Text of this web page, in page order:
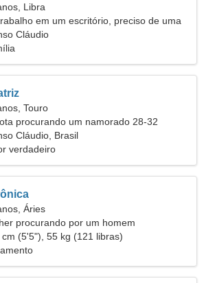
Libra
em um escritório, preciso de uma
magra
Cláudio
Touro
procurando um namorado 28-32
Cláudio, Brasil
verdadeiro
Áries
procurando por um homem
cm (5'5"), 55 kg (121 libras)